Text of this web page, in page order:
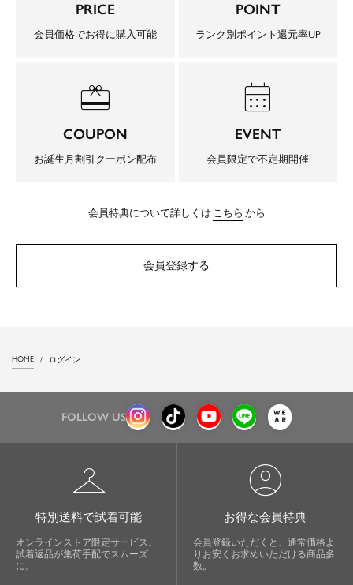
PRICE
会員価格でお得に購入可能
POINT
ランク別ポイント還元率UP
redeem
COUPON
お誕生月割引クーポン配布
calendar_month
EVENT
会員限定で不定期開催
会員特典について詳しくは こちら から
会員登録する
HOME ログイン
FOLLOW US
checkroom
特別送料で試着可能
オンラインストア限定サービス。
試着返品が集荷手配でスムーズ
に。
account_circle
お得な会員特典
会員登録いただくと、通常価格よ
りお安くお求めいただける商品多
数。